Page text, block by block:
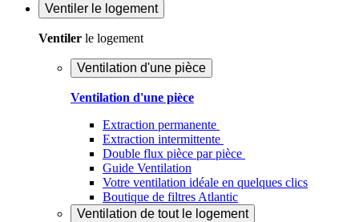
Ventiler le logement
Ventiler le logement
Ventilation d'une pièce
Ventilation d'une pièce
Extraction permanente
Extraction intermittente
Double flux pièce par pièce
Guide Ventilation
Votre ventilation idéale en quelques clics
Boutique de filtres Atlantic
Ventilation de tout le logement